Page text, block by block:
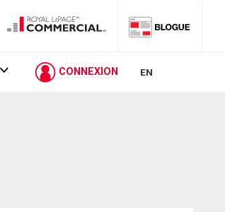
CONNEXION EN